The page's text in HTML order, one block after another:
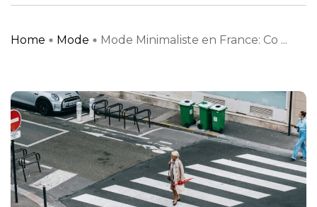
Home Mode Mode Minimaliste en France: Co ...